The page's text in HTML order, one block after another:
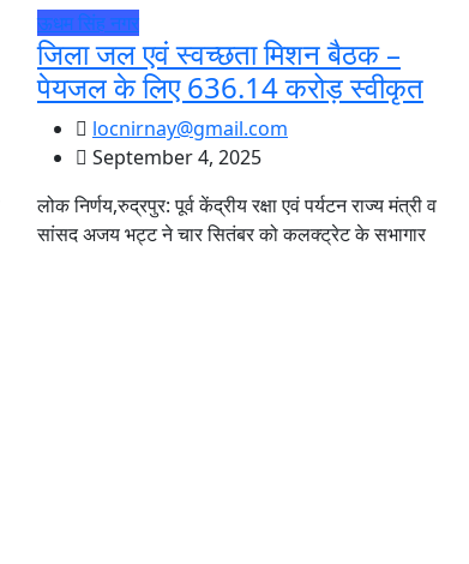
ऊधम सिंह नगर
जिला जल एवं स्वच्छता मिशन बैठक –
पेयजल के लिए 636.14 करोड़ स्वीकृत
locnirnay@gmail.com
September 4, 2025
लोक निर्णय,रुद्रपुर: पूर्व केंद्रीय रक्षा एवं पर्यटन राज्य मंत्री व
सांसद अजय भट्ट ने चार सितंबर को कलक्ट्रेट के सभागार